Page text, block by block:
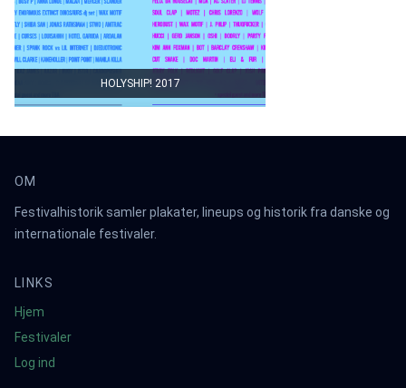
HOLYSHIP! 2017
OM
Festivalhistorik samler plakater, lineups og historik fra danske og
internationale festivaler.
LINKS
Hjem
Festivaler
Log ind